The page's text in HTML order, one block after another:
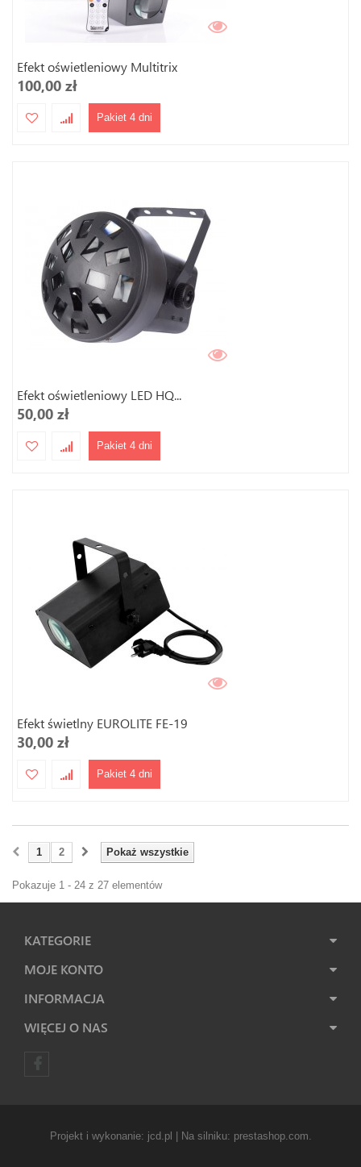
Efekt oświetleniowy Multitrix
100,00 zł
Pakiet 4 dni
Efekt oświetleniowy LED HQ...
50,00 zł
Pakiet 4 dni
Efekt świetlny EUROLITE FE-19
30,00 zł
Pakiet 4 dni
Pokaż wszystkie
1 2
Pokazuje 1 - 24 z 27 elementów
KATEGORIE
MOJE KONTO
INFORMACJA
WIĘCEJ O NAS
Projekt i wykonanie: jcd.pl | Na silniku: prestashop.com.